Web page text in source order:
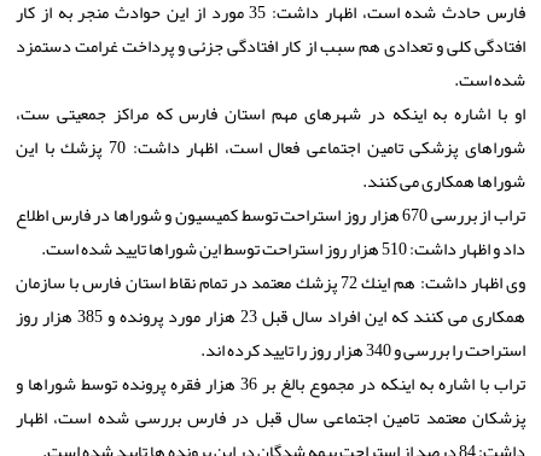
فارس حادث شده است، اظهار داشت: 35 مورد از این حوادث منجر به از كار
افتادگی كلی و تعدادی هم سبب از كار افتادگی جزئی و پرداخت غرامت دستمزد
شده است.
او با اشاره به اینكه در شهرهای مهم استان فارس كه مراكز جمعیتی ست،
شوراهای پزشكی تامین اجتماعی فعال است، اظهار داشت: 70 پزشك با این
شوراها همكاری می كنند.
تراب از بررسی 670 هزار روز استراحت توسط كمیسیون و شوراها در فارس اطلاع
داد و اظهار داشت: 510 هزار روز استراحت توسط این شوراها تایید شده است.
وی اظهار داشت: هم اینك 72 پزشك معتمد در تمام نقاط استان فارس با سازمان
همكاری می كنند كه این افراد سال قبل 23 هزار مورد پرونده و 385 هزار روز
استراحت را بررسی و 340 هزار روز را تایید كرده اند.
تراب با اشاره به اینكه در مجموع بالغ بر 36 هزار فقره پرونده توسط شوراها و
پزشكان معتمد تامین اجتماعی سال قبل در فارس بررسی شده است، اظهار